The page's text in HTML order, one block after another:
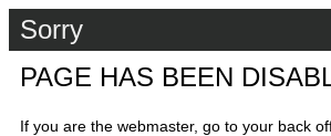
Sorry
PAGE HAS BEEN
If you are the webmaster, go to your back